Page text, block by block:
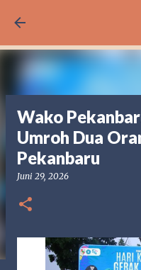
Wako
Umroh Dua
Pekanbaru
Juni 29, 2026